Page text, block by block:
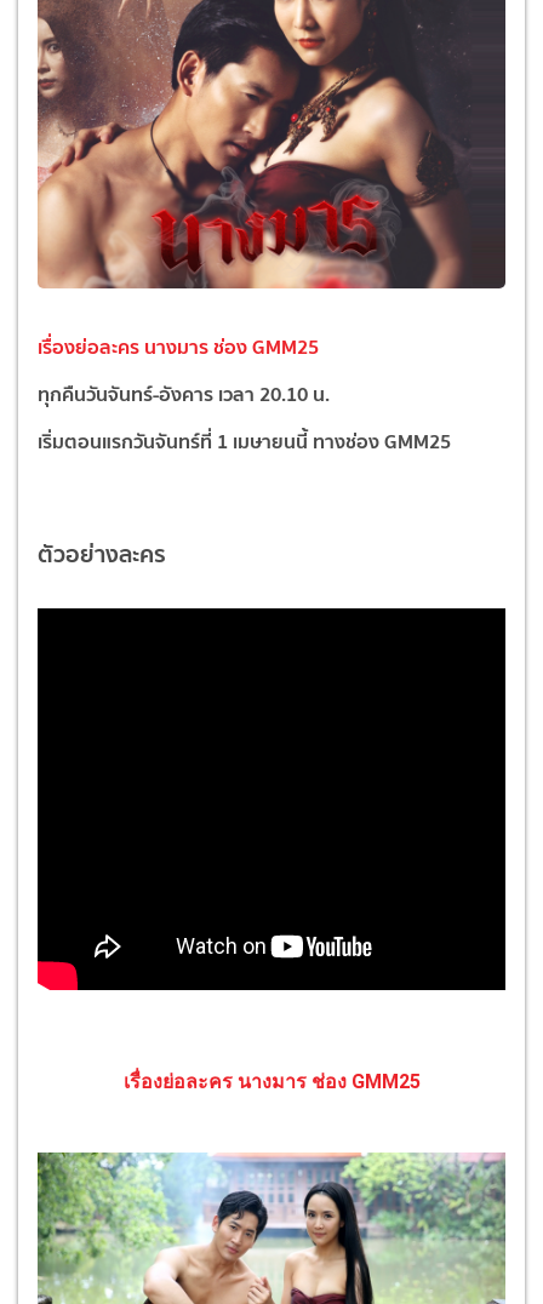
เรื่องย่อละคร นางมาร ช่อง GMM25
ทุกคืนวันจันทร์-อังคาร เวลา 20.10 น.
เริ่มตอนแรกวันจันทร์ที่ 1 เมษายนนี้ ทางช่อง GMM25
ตัวอย่างละคร
เรื่องย่อละคร นางมาร ช่อง GMM25